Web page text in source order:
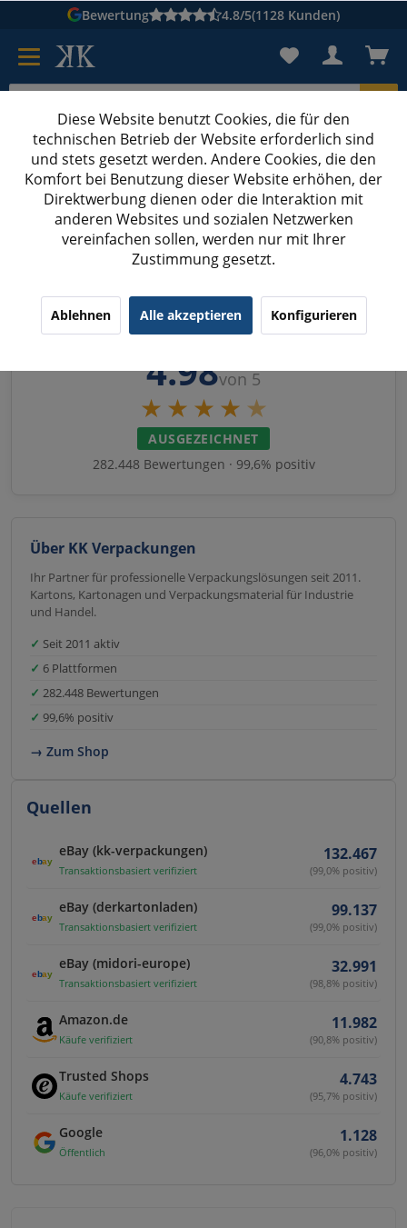
Bewertung 4.8/5(1128 Kunden)
Karton suchen
Kartons bedruckenKartons nach Maß
KK Verpackungen
4.98von 5
★ ★ ★ ★ ★
AUSGEZEICHNET
282.448 Bewertungen · 99,6% positiv
Über KK Verpackungen
Ihr Partner für professionelle Verpackungslösungen seit 2011.
Kartons, Kartonagen und Verpackungsmaterial für Industrie
und Handel.
Seit 2011 aktiv
6 Plattformen
282.448 Bewertungen
99,6% positiv
→ Zum Shop
Quellen
eBay (kk-verpackungen)
Transaktionsbasiert verifiziert
132.467
(99,0% positiv)
eBay (derkartonladen)
Transaktionsbasiert verifiziert
99.137
(99,0% positiv)
eBay (midori-europe)
Transaktionsbasiert verifiziert
32.991
(98,8% positiv)
Amazon.de
Käufe verifiziert
11.982
(90,8% positiv)
Trusted Shops
Käufe verifiziert
4.743
(95,7% positiv)
Google
Öffentlich
1.128
(96,0% positiv)
Diese Website benutzt Cookies, die für den
technischen Betrieb der Website erforderlich sind
und stets gesetzt werden. Andere Cookies, die den
Komfort bei Benutzung dieser Website erhöhen, der
Direktwerbung dienen oder die Interaktion mit
anderen Websites und sozialen Netzwerken
vereinfachen sollen, werden nur mit Ihrer
Zustimmung gesetzt.
Ablehnen Alle akzeptieren Konfigurieren